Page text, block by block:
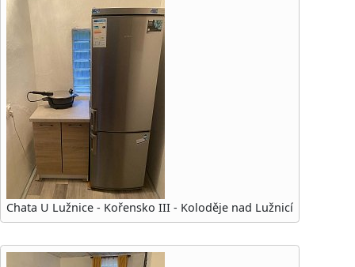
Chata U Lužnice - Kořensko III - Koloděje nad Lužnicí